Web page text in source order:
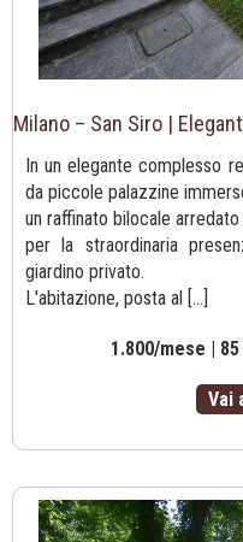
In un elegante complesso
da piccole palazzine
un raffinato bilocale
per la straordinaria
giardino privato.
L'abitazione, posta al [...]
1.800/mese |
Vai